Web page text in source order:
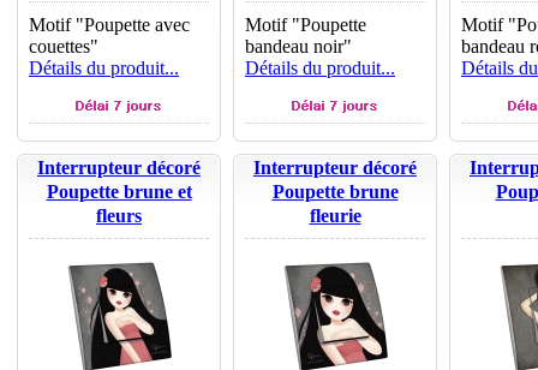
Motif "Poupette avec
couettes"
Détails du produit...
Motif "Poupette
bandeau noir"
Détails du produit...
Motif
bandeau
Détails
Interrupteur décoré
Poupette brune et
fleurs
Interrupteur décoré
Poupette brune
fleurie